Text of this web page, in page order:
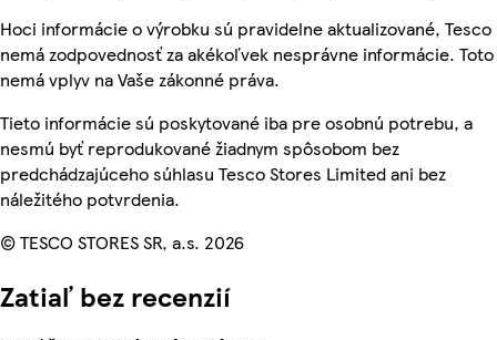
Hoci informácie o výrobku sú pravidelne aktualizované, Tesco
nemá zodpovednosť za akékoľvek nesprávne informácie. Toto
nemá vplyv na Vaše zákonné práva.
Tieto informácie sú poskytované iba pre osobnú potrebu, a
nesmú byť reprodukované žiadnym spôsobom bez
predchádzajúceho súhlasu Tesco Stores Limited ani bez
náležitého potvrdenia.
© TESCO STORES SR, a.s. 2026
Zatiaľ bez recenzií